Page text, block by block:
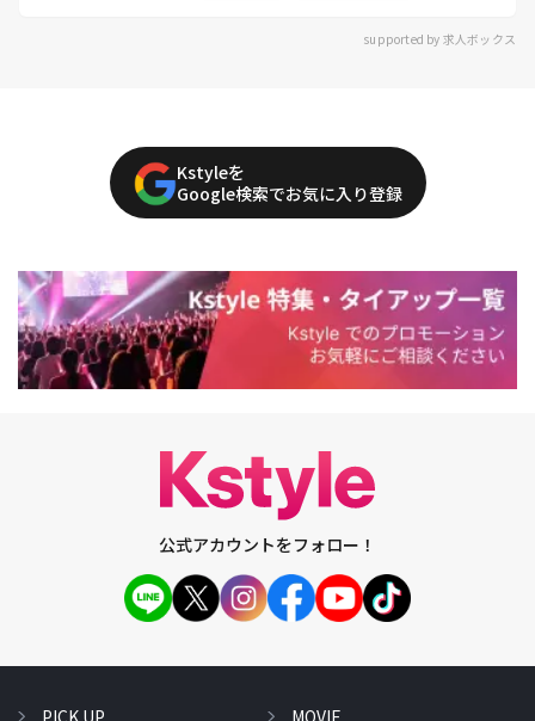
supported by 求人ボックス
Kstyleを
Google検索でお気に入り登録
公式アカウントをフォロー！
PICK UP
MOVIE